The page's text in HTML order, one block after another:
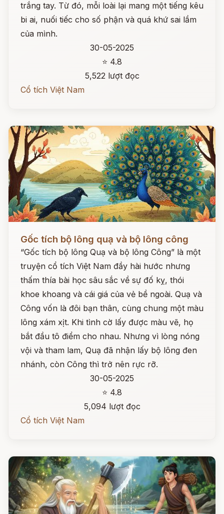
trắng tay. Từ đó, mỗi loài lại mang một tiếng kêu
bi ai, nuối tiếc cho số phận và quá khứ sai lầm
của mình.
30-05-2025
⭐ 4.8
5,522 lượt đọc
Cổ tích Việt Nam
Đọc ngay
Gốc tích bộ lông quạ và bộ lông công
“Gốc tích bộ lông Quạ và bộ lông Công” là một
truyện cổ tích Việt Nam đầy hài hước nhưng
thấm thía bài học sâu sắc về sự đố kỵ, thói
khoe khoang và cái giá của vẻ bề ngoài. Quạ và
Công vốn là đôi bạn thân, cùng chung một màu
lông xám xịt. Khi tình cờ lấy được màu vẽ, họ
bắt đầu tô điểm cho nhau. Nhưng vì lòng nóng
vội và tham lam, Quạ đã nhận lấy bộ lông đen
nhánh, còn Công thì trở nên rực rỡ.
30-05-2025
⭐ 4.8
5,094 lượt đọc
Cổ tích Việt Nam